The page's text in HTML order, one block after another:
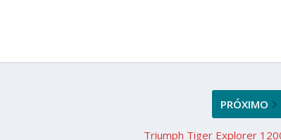
PRÓXIMO
Triumph Tiger Explorer